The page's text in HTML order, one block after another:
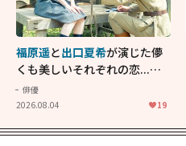
福原遥と出口夏希が演じた儚
くも美しいそれぞれの恋...生
きることの尊さを教えてくれ
た映画「あの花が咲く丘で、
俳優
2026.08.04
19